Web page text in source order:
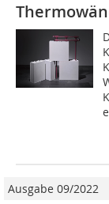
Ausgabe 09/2022